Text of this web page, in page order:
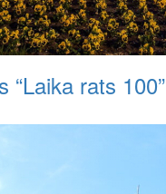
“Laika rats 100”